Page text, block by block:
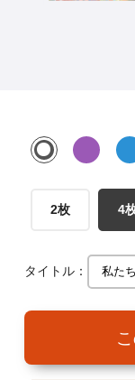
お問い合わせ
2枚 4
タイトル：